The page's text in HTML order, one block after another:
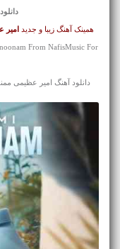
همینک آهنگ زیبا و جدید امیر
From NafisMusic For
دانلود آهنگ امیر عظیمی ممنونم با کیفیت های 128